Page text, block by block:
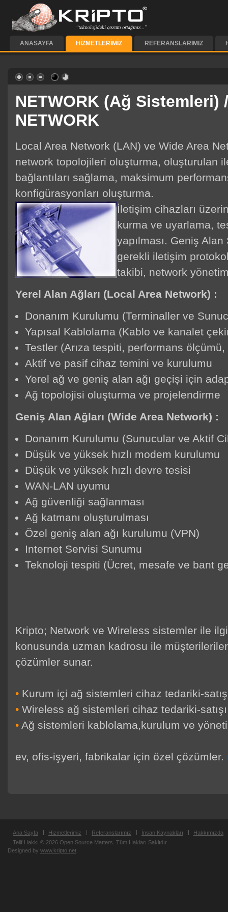
ANASAYFA HIZMETLERIMIZ REFERANSLARIMIZ
NETWORK (Ağ Sistemleri)
NETWORK
Local Area Network (LAN) ve Wide Area
network topolojileri oluşturma, oluşturulan
bağlantıları sağlama, maksimum
konfigürasyonları oluşturma.
İletişim cihazları
kurma ve uyarlama,
yapılması. Geniş
gerekli iletişim
takibi, network
Yerel Alan Ağları (Local Area Network) :
Donanım Kurulumu (Terminaller ve
Yapısal Kablolama (Kablo ve kanalet
Testler (Arıza tespiti, performans
Aktif ve pasif cihaz temini ve kurulumu
Yerel ağ ve geniş alan ağı geçişi için
Ağ topolojisi oluşturma ve projelendirme
Geniş Alan Ağları (Wide Area Network) :
Donanım Kurulumu (Sunucular ve Aktif
Düşük ve yüksek hızlı modem kurulumu
Düşük ve yüksek hızlı devre tesisi
WAN-LAN uyumu
Ağ güvenliği sağlanması
Ağ katmanı oluşturulması
Özel geniş alan ağı kurulumu (VPN)
Internet Servisi Sunumu
Teknoloji tespiti (Ücret, mesafe ve bant
Kripto; Network ve Wireless sistemler ile
konusunda uzman kadrosu ile
çözümler sunar.
• Kurum içi ağ sistemleri cihaz tedariki-
• Wireless ağ sistemleri cihaz tedariki-
• Ağ sistemleri kablolama,kurulum ve
ev, ofis-işyeri, fabrikalar için özel çözümler.
Ana Sayfa Hizmetlerimiz Referanslarımız İnsan Kaynakları
Hakkımızda
Telif Hakkı © 2026 Open Source Matters. Tüm Hakları Saklıdır.
Designed by www.kripto.net